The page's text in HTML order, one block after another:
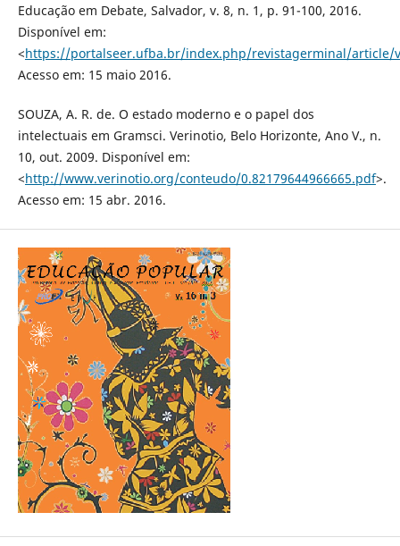
Educação em Debate, Salvador, v. 8, n. 1, p. 91-100, 2016.
Disponível em:
<https://portalseer.ufba.br/index.php/revistagerminal/article/
Acesso em: 15 maio 2016.
SOUZA, A. R. de. O estado moderno e o papel dos
intelectuais em Gramsci. Verinotio, Belo Horizonte, Ano V., n.
10, out. 2009. Disponível em:
<http://www.verinotio.org/conteudo/0.82179644966665.pdf>.
Acesso em: 15 abr. 2016.